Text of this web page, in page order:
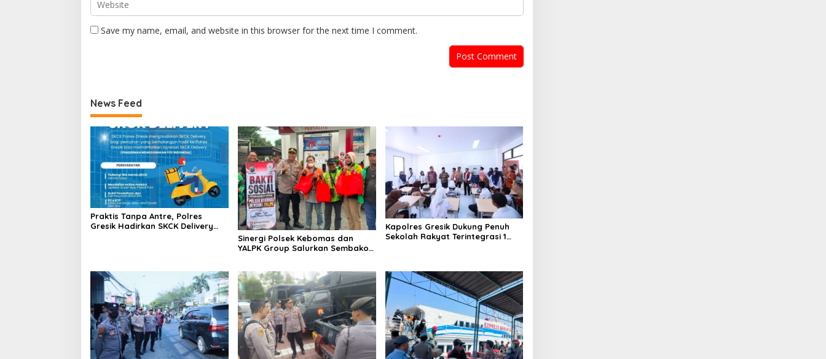
Save my name, email, and website in this browser for the next time I comment.
News Feed
Praktis Tanpa Antre, Polres
Gresik Hadirkan SKCK Delivery
Sinergi Polsek Kebomas dan
YALPK Group Salurkan Sembako
Kapolres Gresik Dukung Penuh
Sekolah Rakyat Terintegrasi 1